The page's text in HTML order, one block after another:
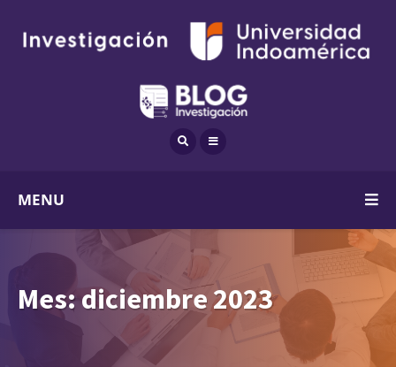
MENU
Mes:diciembre 2023